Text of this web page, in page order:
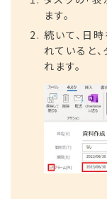
ます。
続いて、日
れていると
れます。